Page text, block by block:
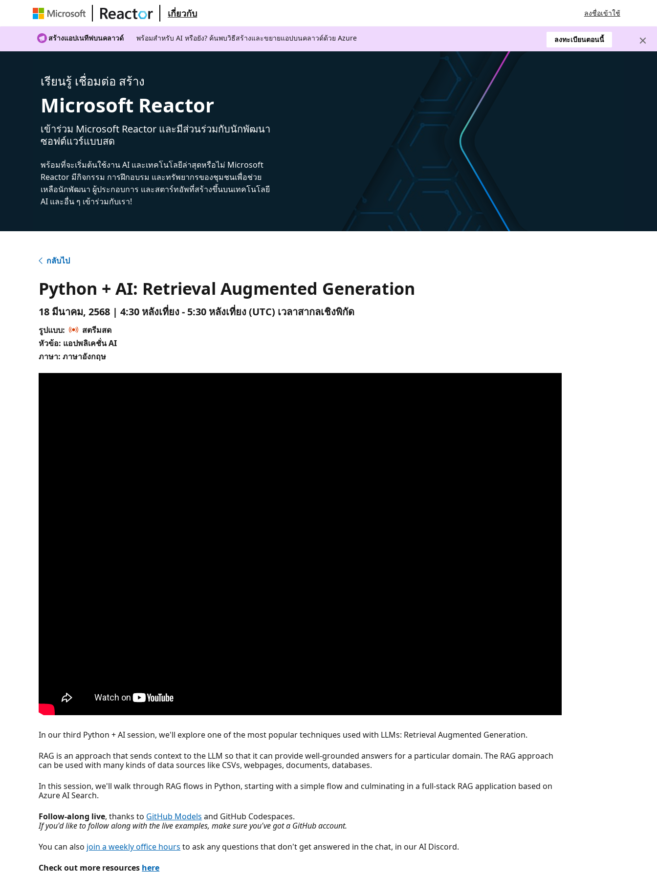
เกี่ยวกับ ลงชื่อเข้าใช้
สร้างแอปเนทีฟบนคลาวด์ พร้อมสําหรับ AI หรือยัง? ค้นพบวิธีสร้างและขยายแอปบนคลาวด์ด้วย Azure ลงทะเบียนตอนนี้
เรียนรู้ เชื่อมต่อ สร้าง
Microsoft Reactor
เข้าร่วม Microsoft Reactor และมีส่วนร่วมกับนักพัฒนา
ซอฟต์แวร์แบบสด
พร้อมที่จะเริ่มต้นใช้งาน AI และเทคโนโลยีล่าสุดหรือไม่ Microsoft
Reactor มีกิจกรรม การฝึกอบรม และทรัพยากรของชุมชนเพื่อช่วย
เหลือนักพัฒนา ผู้ประกอบการ และสตาร์ทอัพที่สร้างขึ้นบนเทคโนโลยี
AI และอื่น ๆ เข้าร่วมกับเรา!
กลับไป
Python + AI: Retrieval Augmented Generation
18 มีนาคม, 2568 | 4:30 หลังเที่ยง - 5:30 หลังเที่ยง (UTC) เวลาสากลเชิงพิกัด
รูปแบบ:
สตรีมสด
หัวข้อ: แอปพลิเคชั่น AI
ภาษา: ภาษาอังกฤษ
In our third Python + AI session, we'll explore one of the most popular techniques used with LLMs: Retrieval Augmented Generation.
RAG is an approach that sends context to the LLM so that it can provide well-grounded answers for a particular domain. The RAG approach
can be used with many kinds of data sources like CSVs, webpages, documents, databases.
In this session, we'll walk through RAG flows in Python, starting with a simple flow and culminating in a full-stack RAG application based on
Azure AI Search.
Follow-along live, thanks to GitHub Models and GitHub Codespaces.
If you'd like to follow along with the live examples, make sure you've got a GitHub account.
You can also join a weekly office hours to ask any questions that don't get answered in the chat, in our AI Discord.
Check out more resources here